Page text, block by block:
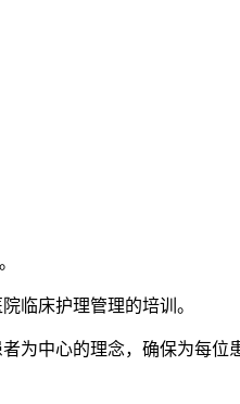
临床护理管理的培训。
为中心的理念，确保为每位